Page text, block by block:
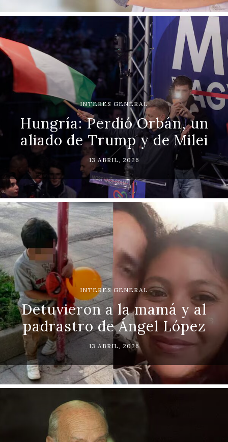
INTERES GENERAL
Hungría: Perdió Orbán, un
aliado de Trump y de Milei
13 ABRIL, 2026
INTERES GENERAL
Detuvieron a la mamá y al
padrastro de Ángel López
13 ABRIL, 2026